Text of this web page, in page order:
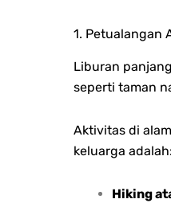
1. Petualangan
Liburan
seperti taman
Aktivitas di
keluarga adalah:
Hiking